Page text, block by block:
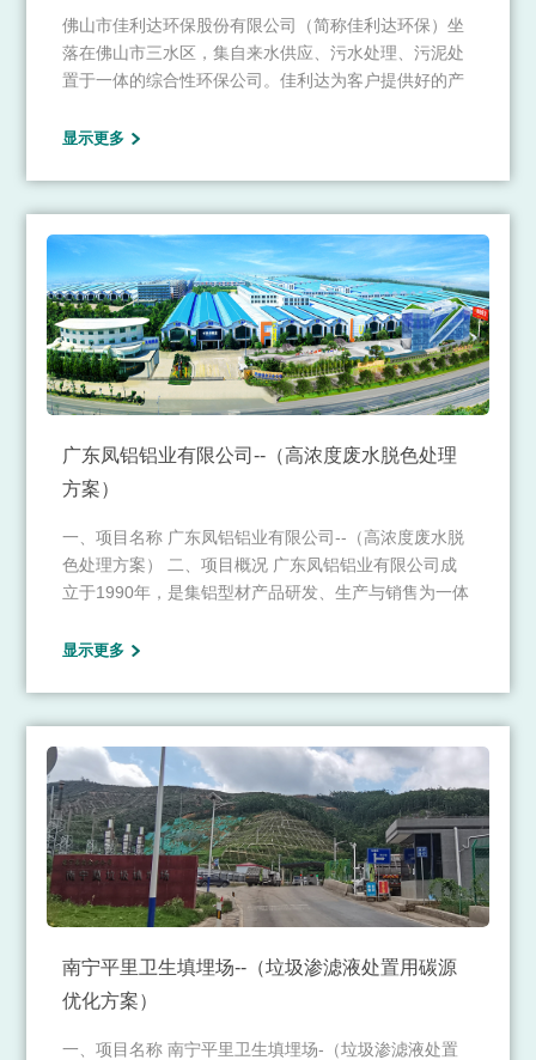
佛山市佳利达环保股份有限公司（简称佳利达环保）坐
落在佛山市三水区，集自来水供应、污水处理、污泥处
置于一体的综合性环保公司。佳利达为客户提供好的产
档织物面料的织染及后整理加工，蒸汽生产、供应、销
理；环保技术研发及转让。
显示更多
广东凤铝铝业有限公司--（高浓度废水脱色处理
方案）
一、项目名称 广东凤铝铝业有限公司--（高浓度废水脱
色处理方案） 二、项目概况 广东凤铝铝业有限公司成
立于1990年，是集铝型材产品研发、生产与销售为一体
主要研发与生产建筑铝型材、工业铝材、高端系统门
品，曾荣获“中国航天专用铝材”、国家“制造业单项冠军
示范企业”、“国家级企业技术中心”、“国家认可实验
室”、“国家高新技术企业”、“有色金属产品实物质量金杯
奖”等荣誉。
显示更多
南宁平里卫生填埋场--（垃圾渗滤液处置用碳源
优化方案）
一、项目名称 南宁平里卫生填埋场-（垃圾渗滤液处置